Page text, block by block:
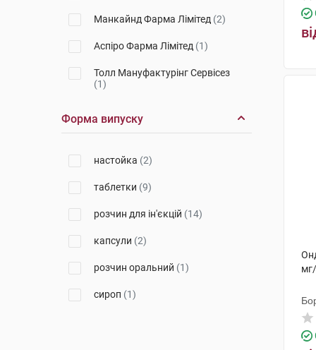
Манкайнд Фарма Лімітед (2)
Аспіро Фарма Лімітед (1)
Толл Мануфактурінг Сервісез
(1)
Гледфарм ЛТД(1)
Юрія-Фарм(3)
Ніко(1)
Галенікум ХЕЛС, С.Л.(1)
ПЛІВА Хрватска
Меркле(1)
Рафарм СА
Форма випуску
настойка (2)
таблетки (9)
розчин для ін'єкцій (14)
капсули (2)
розчин оральний (1)
сироп (1)